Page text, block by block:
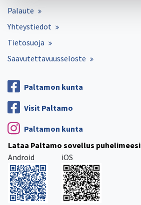
Palaute
Yhteystiedot
Tietosuoja
Saavutettavuusseloste
Paltamon kunta
Visit Paltamo
Paltamon kunta
Lataa Paltamo sovellus puhelimeesi
Android
iOS